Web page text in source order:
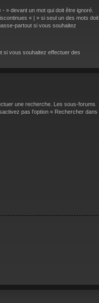
» devant un mot qui doit être ignoré.
« | » si seul un des mots doit
partout si vous souhaitez
si vous souhaitez effectuer des
une recherche. Les sous-forums
pas l’option « Rechercher dans